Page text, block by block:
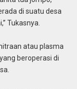
di suatu desa
Tukasnya.
atau plasma
beroperasi di